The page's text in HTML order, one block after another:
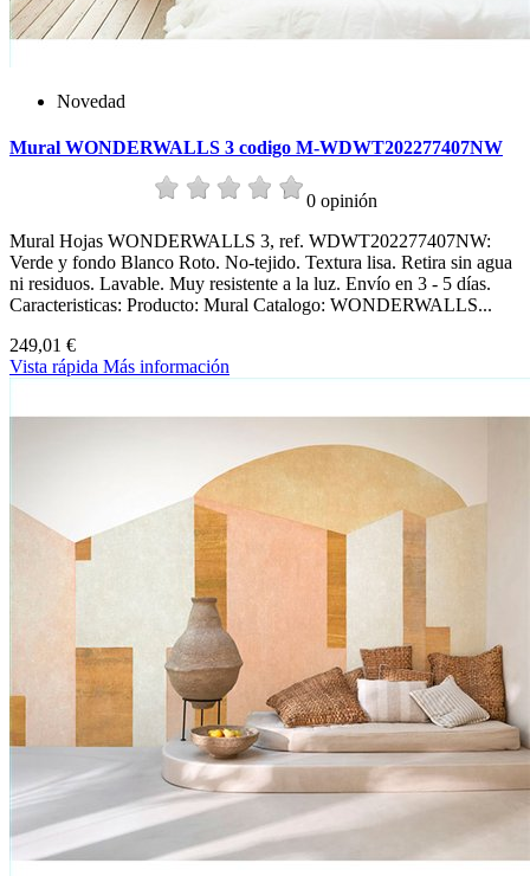
Novedad
Mural WONDERWALLS 3 codigo M-WDWT202277407NW
0 opinión
Mural Hojas WONDERWALLS 3, ref. WDWT202277407NW:
Verde y fondo Blanco Roto. No-tejido. Textura lisa. Retira sin agua
ni residuos. Lavable. Muy resistente a la luz. Envío en 3 - 5 días.
Caracteristicas: Producto: Mural Catalogo: WONDERWALLS...
249,01 €
Vista rápida Más información